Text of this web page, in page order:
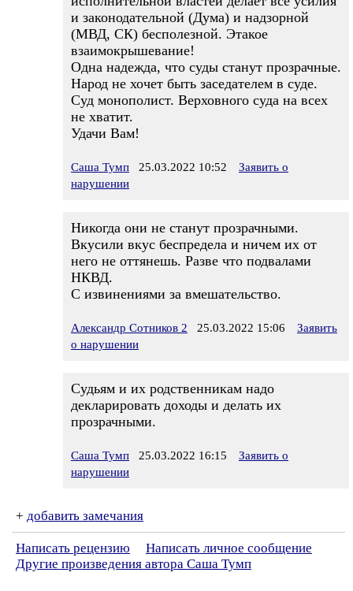
и законодательной (Дума) и надзорной
(МВД, СК) бесполезной. Этакое
взаимокрышевание!
Одна надежда, что суды станут прозрачные.
Народ не хочет быть заседателем в суде.
Суд монополист. Верховного суда на всех
не хватит.
Удачи Вам!
Саша Тумп 25.03.2022 10:52
Заявить о
нарушении
Никогда они не станут прозрачными.
Вкусили вкус беспредела и ничем их от
него не оттянешь. Разве что подвалами
НКВД.
С извинениями за вмешательство.
Александр Сотников 2 25.03.2022 15:06
Заявить
о нарушении
Судьям и их родственникам надо
декларировать доходы и делать их
прозрачными.
Саша Тумп 25.03.2022 16:15
Заявить о
нарушении
+ добавить замечания
Написать рецензию
Написать личное сообщение
Другие произведения автора Саша Тумп